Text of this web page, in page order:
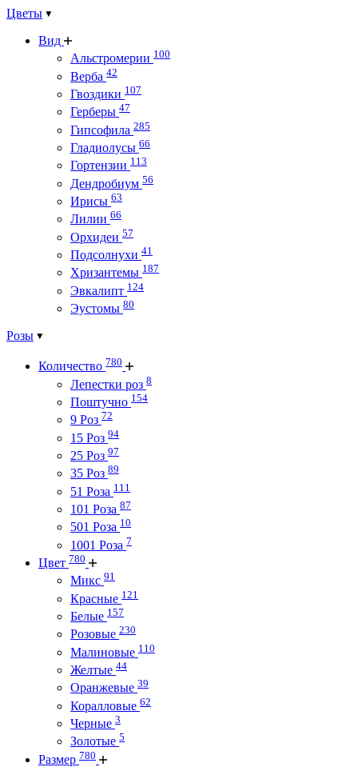
Цветы
Вид
Альстромерии 100
Верба 42
Гвоздики 107
Герберы 47
Гипсофила 285
Гладиолусы 66
Гортензии 113
Дендробиум 56
Ирисы 63
Лилии 66
Орхидеи 57
Подсолнухи 41
Хризантемы 187
Эвкалипт 124
Эустомы 80
Розы
Количество 780
Лепестки роз 8
Поштучно 154
9 Роз 72
15 Роз 94
25 Роз 97
35 Роз 89
51 Роза 111
101 Роза 87
501 Роза 10
1001 Роза 7
Цвет 780
Микс 91
Красные 121
Белые 157
Розовые 230
Малиновые 110
Желтые 44
Оранжевые 39
Коралловые 62
Черные 3
Золотые 5
Размер 780